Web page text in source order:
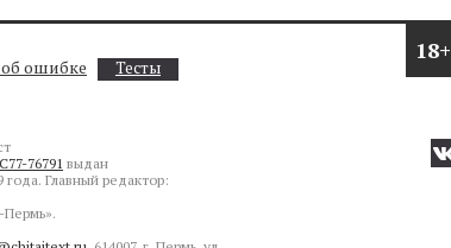
18+
ошибке Тесты
76791 выдан
Главный редактор: